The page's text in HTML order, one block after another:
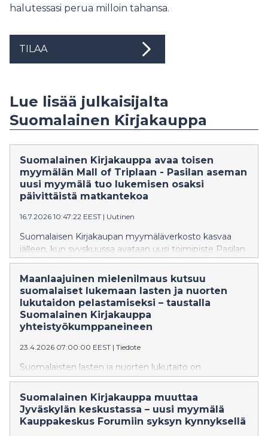
halutessasi perua milloin tahansa.
TILAA
Lue lisää julkaisijalta
Suomalainen Kirjakauppa
Suomalainen Kirjakauppa avaa toisen
myymälän Mall of Triplaan - Pasilan aseman
uusi myymälä tuo lukemisen osaksi
päivittäistä matkantekoa
16.7.2026 10:47:22 EEST | Uutinen
Suomalaisen Kirjakaupan myymäläverkosto kasvaa
jälleen, kun syyskuussa avataan uusi toimipiste Pasilan
asemalle. Vilkkaan matkakeskuksen ytimessä sijaitseva
myymälä vastaa matkustajien ja alueella liikkuvien
tarpeisiin tarjoamalla helposti mukaan otettavaa
luettavaa ja ajankohtaisia tuotteita.
Maanlaajuinen mielenilmaus kutsuu
suomalaiset lukemaan lasten ja nuorten
lukutaidon pelastamiseksi – taustalla
Suomalainen Kirjakauppa
yhteistyökumppaneineen
23.4.2026 07:00:00 EEST | Tiedote
Suomalaisten lasten ja nuorten lukutaito on
heikentynyt ja polarisoitunut viimeisen 10 vuoden
aikana hälyttävästi. Suomalainen Kirjakauppa järjestää
yhdessä 30 yhteistyökumppaninsa kanssa
maanlaajuisen mielenilmauksen, joka ottaa
kantaa lasten ja nuorten lukutaidon puolesta.
Suomalainen Kirjakauppa muuttaa
Jyväskylän keskustassa – uusi myymälä
Kauppakeskus Forumiin syksyn kynnyksellä